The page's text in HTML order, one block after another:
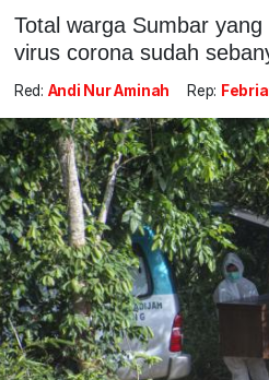
Total warga Sumbar
virus corona sudah
Red: Andi Nur Aminah Rep: